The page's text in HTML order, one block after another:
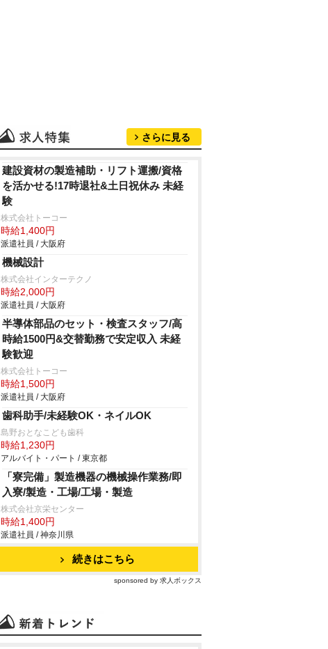
さらに見る
建設資材の製造補助・リフト運搬/資格
を活かせる!17時退社&土日祝休み 未経
験
株式会社トーコー
時給1,400円
派遣社員 / 大阪府
機械設計
株式会社インターテクノ
時給2,000円
派遣社員 / 大阪府
半導体部品のセット・検査スタッフ/高
時給1500円&交替勤務で安定収入 未経
験歓迎
株式会社トーコー
時給1,500円
派遣社員 / 大阪府
歯科助手/未経験OK・ネイルOK
島野おとなこども歯科
時給1,230円
アルバイト・パート / 東京都
「寮完備」製造機器の機械操作業務/即
入寮/製造・工場/工場・製造
株式会社京栄センター
時給1,400円
派遣社員 / 神奈川県
続きはこちら
sponsored by 求人ボックス